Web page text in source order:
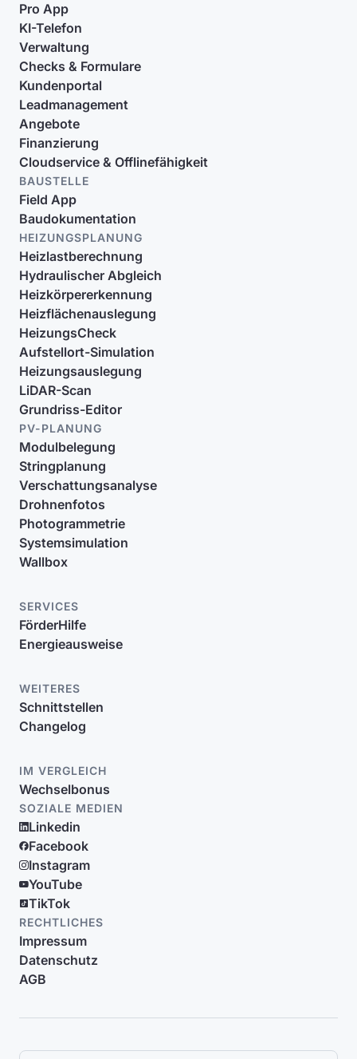
Pro App
KI-Telefon
Verwaltung
Checks & Formulare
Kundenportal
Leadmanagement
Angebote
Finanzierung
Cloudservice & Offlinefähigkeit
BAUSTELLE
Field App
Baudokumentation
HEIZUNGSPLANUNG
Heizlastberechnung
Hydraulischer Abgleich
Heizkörpererkennung
Heizflächenauslegung
HeizungsCheck
Aufstellort-Simulation
Heizungsauslegung
LiDAR-Scan
Grundriss-Editor
PV-PLANUNG
Modulbelegung
Stringplanung
Verschattungsanalyse
Drohnenfotos
Photogrammetrie
Systemsimulation
Wallbox
SERVICES
FörderHilfe
Energieausweise
WEITERES
Schnittstellen
Changelog
IM VERGLEICH
Wechselbonus
SOZIALE MEDIEN
Linkedin
Facebook
Instagram
YouTube
TikTok
RECHTLICHES
Impressum
Datenschutz
AGB